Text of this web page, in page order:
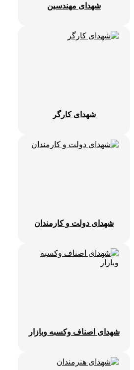
شهدای مهندسین
شهدای کارگر
شهدای دولت و کارمندان
شهدای اصناف وکسبه وبازار